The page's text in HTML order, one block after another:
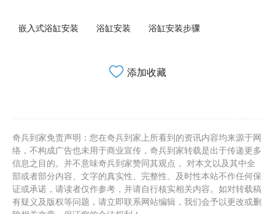
嵌入式浴缸安装 浴缸安装 浴缸安装步骤
添加收藏
奇兵到家免责声明：您在奇兵到家上所看到的资讯内容均来源于网
络，不构成广告也未用于商业宣传，奇兵到家转载是出于传递更多
信息之目的。并不意味奇兵到家赞同其观点， 对本文以及其中全
部或者部分内容、文字的真实性、完整性、及时性本站不作任何保
证或承诺，请读者仅作参考，并请自行核实相关内容。如对转载稿
有疑义及版权等问题，请立即联系网站编辑，我们会予以更改或删